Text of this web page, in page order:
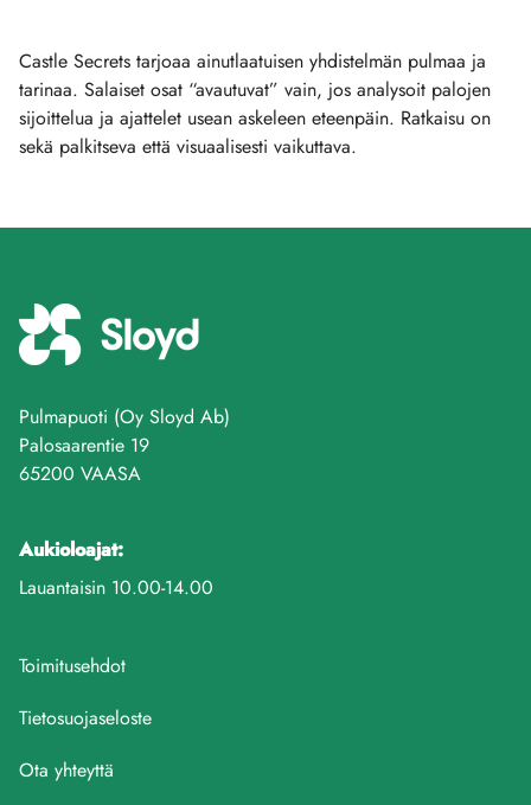
Castle Secrets tarjoaa ainutlaatuisen yhdistelmän pulmaa ja
tarinaa. Salaiset osat “avautuvat” vain, jos analysoit palojen
sijoittelua ja ajattelet usean askeleen eteenpäin. Ratkaisu on
sekä palkitseva että visuaalisesti vaikuttava.
Pulmapuoti (Oy Sloyd Ab)
Palosaarentie 19
65200 VAASA
Aukioloajat:
Lauantaisin 10.00-14.00
Toimitusehdot
Tietosuojaseloste
Ota yhteyttä